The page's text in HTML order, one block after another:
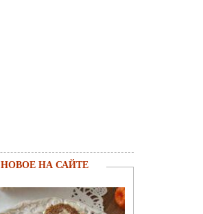
НОВОЕ НА САЙТЕ